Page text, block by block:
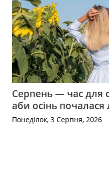
Серпень — час для
аби осінь почалася
Понеділок, 3 Серпня, 2026